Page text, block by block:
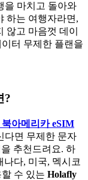
을 마치고 돌아와
하는 여행자라면,
않고 마음껏 데이
터 무제한 플랜을
?
아메리카 eSIM
다면 무제한 문자
추천드려요. 하
다, 미국, 멕시코
수 있는 Holafly